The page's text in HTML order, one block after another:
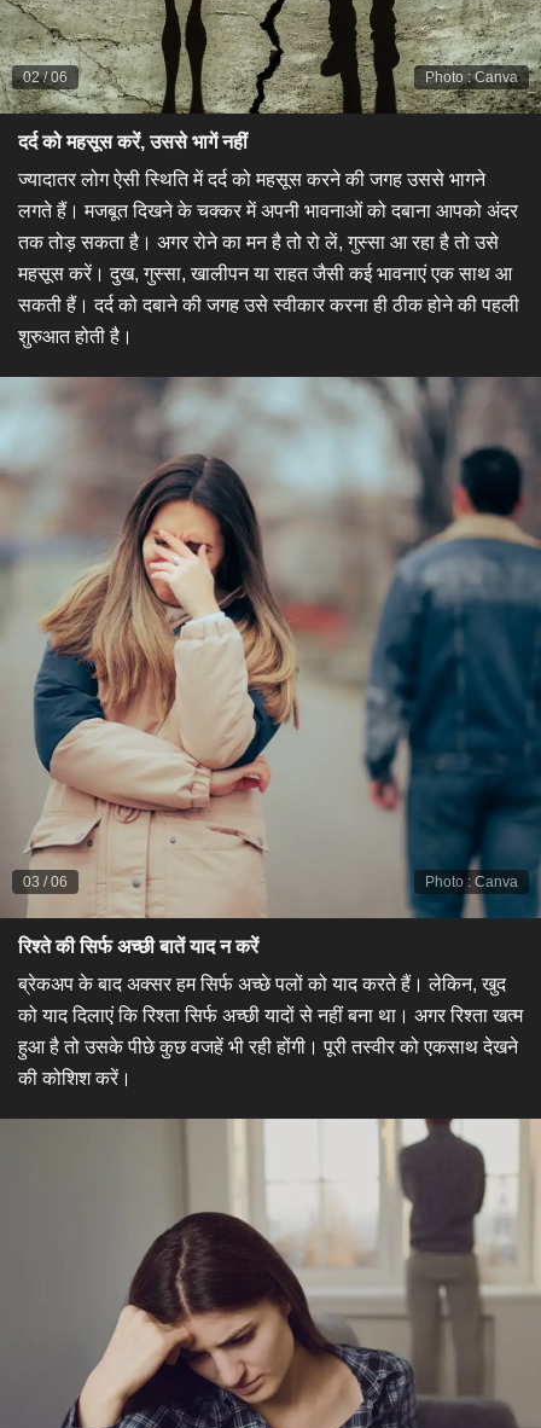
Photo : Canva
02/06
​दर्द को महसूस करें, उससे भागें नहीं​
ज्यादातर लोग ऐसी स्थिति में दर्द को महसूस करने की जगह उससे भागने
लगते हैं। मजबूत दिखने के चक्कर में अपनी भावनाओं को दबाना आपको अंदर
तक तोड़ सकता है। अगर रोने का मन है तो रो लें, गुस्सा आ रहा है तो उसे
महसूस करें। दुख, गुस्सा, खालीपन या राहत जैसी कई भावनाएं एक साथ आ
सकती हैं। दर्द को दबाने की जगह उसे स्वीकार करना ही ठीक होने की पहली
शुरुआत होती है।
Photo : Canva
03 /06
​रिश्ते की सिर्फ अच्छी बातें याद न करें​
ब्रेकअप के बाद अक्सर हम सिर्फ अच्छे पलों को याद करते हैं। लेकिन, खुद
को याद दिलाएं कि रिश्ता सिर्फ अच्छी यादों से नहीं बना था। अगर रिश्ता खत्म
हुआ है तो उसके पीछे कुछ वजहें भी रही होंगी। पूरी तस्वीर को एकसाथ देखने
की कोशिश करें।